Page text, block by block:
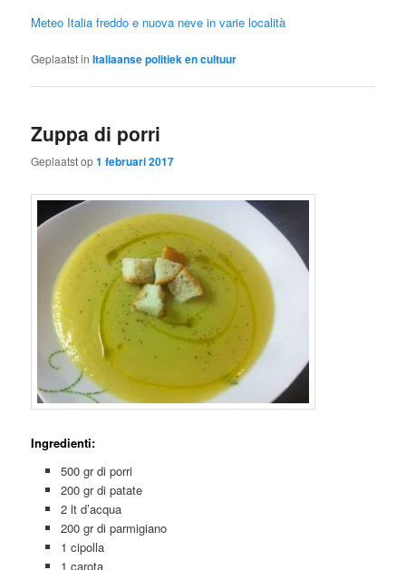
Meteo Italia freddo e nuova neve in varie località
Geplaatst in Italiaanse politiek en cultuur
Zuppa di porri
Geplaatst op1 februari 2017
Ingredienti:
500 gr di porri
200 gr di patate
2 lt d’acqua
200 gr di parmigiano
1 cipolla
1 carota